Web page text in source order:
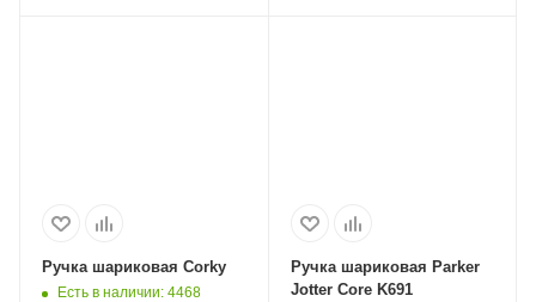
Ручка шариковая Corky
Есть в наличии: 4468
Ручка шариковая Parker
Jotter Core K691